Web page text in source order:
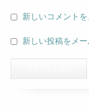
新しいコメント
新しい投稿をメ